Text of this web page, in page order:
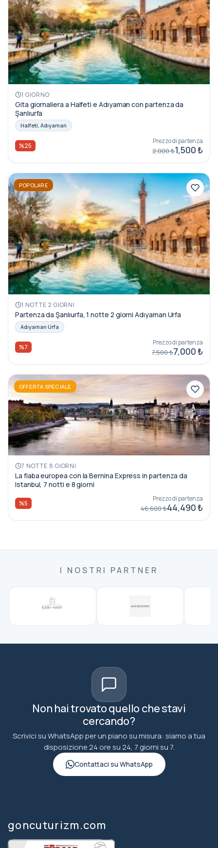
1 GIORNO
Gita giornaliera a Halfeti e Adıyaman con partenza da
Şanlıurfa
Halfeti, Adıyaman
%25
Prezzo di partenza
2,000 ₺1,500 ₺
POPOLARE
1 NOTTE 2 GIORNI
Partenza da Şanlıurfa, 1 notte 2 giorni Adıyaman Urfa
Adıyaman Urfa
%7
Prezzo di partenza
7,500 ₺7,000 ₺
OFFERTA SPECIALE
7 NOTTE 8 GIORNI
La fiaba europea con la Bernina Express in partenza da
Istanbul, 7 notti e 8 giorni
%5
Prezzo di partenza
46,600 ₺44,490 ₺
I NOSTRI PARTNER
Non hai trovato quello che stavi
cercando?
Scrivici su WhatsApp per un piano su misura: siamo a tua
disposizione 24 ore su 24, 7 giorni su 7.
Contattaci su WhatsApp
goncuturizm.com